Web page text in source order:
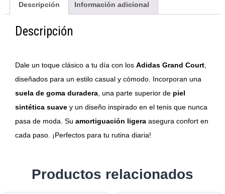
Descripción Información adicional
Descripción
Dale un toque clásico a tu día con los Adidas Grand Court
diseñados para un estilo casual y cómodo. Incorporan una
suela de goma duradera , una parte superior de piel
sintética suave y un diseño inspirado en el tenis que nunca
pasa de moda. Su amortiguación ligera asegura confort en
cada paso. ¡Perfectos para tu rutina diaria!
Productos relacionados